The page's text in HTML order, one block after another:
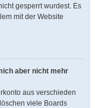
gesperrt wurdest. Es
mit der Website
aber nicht mehr
aus verschieden
viele Boards